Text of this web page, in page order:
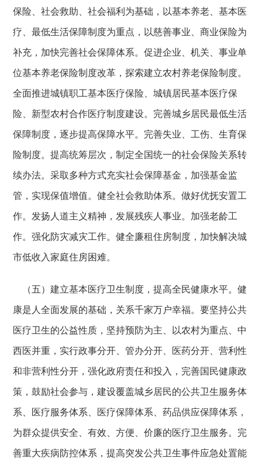
保险、社会救助、社会福利为基础，以基本养老、基本医
疗、最低生活保障制度为重点，以慈善事业、商业保险为
补充，加快完善社会保障体系。促进企业、机关、事业单
位基本养老保险制度改革，探索建立农村养老保险制度。
全面推进城镇职工基本医疗保险、城镇居民基本医疗保
险、新型农村合作医疗制度建设。完善城乡居民最低生活
保障制度，逐步提高保障水平。完善失业、工伤、生育保
险制度。提高统筹层次，制定全国统一的社会保险关系转
续办法。采取多种方式充实社会保障基金，加强基金监
管，实现保值增值。健全社会救助体系。做好优抚安置工
作。发扬人道主义精神，发展残疾人事业。加强老龄工
作。强化防灾减灾工作。健全廉租住房制度，加快解决城
市低收入家庭住房困难。
（五）建立基本医疗卫生制度，提高全民健康水平。健
康是人全面发展的基础，关系千家万户幸福。要坚持公共
医疗卫生的公益性质，坚持预防为主、以农村为重点、中
西医并重，实行政事分开、管办分开、医药分开、营利性
和非营利性分开，强化政府责任和投入，完善国民健康政
策，鼓励社会参与，建设覆盖城乡居民的公共卫生服务体
系、医疗服务体系、医疗保障体系、药品供应保障体系，
为群众提供安全、有效、方便、价廉的医疗卫生服务。完
善重大疾病防控体系，提高突发公共卫生事件应急处置能